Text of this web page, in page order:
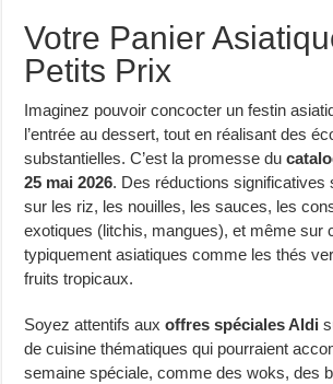
Votre Panier
Petits Prix
Imaginez pouvoir concocter un festin
l’entrée au dessert, tout en réalisant des
substantielles. C’est la promesse du
25 mai 2026. Des réductions significatives
sur les riz, les nouilles, les sauces, les
exotiques (litchis, mangues), et même sur
typiquement asiatiques comme les thés
fruits tropicaux.
Soyez attentifs auxoffres spéciales Aldi
de cuisine thématiques qui pourraient
semaine spéciale, comme des woks, des